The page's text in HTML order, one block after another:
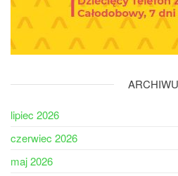
lipiec 2026
czerwiec 2026
maj 2026